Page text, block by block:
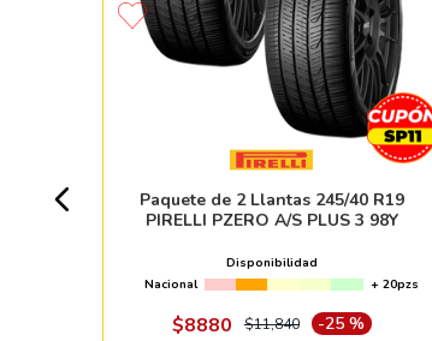
Paquete de 2 Llantas 245/40 R19
PIRELLI PZERO A/S PLUS 3 98Y
Disponibilidad
Nacional
+ 20pzs
$8880 $11,840 -25 %